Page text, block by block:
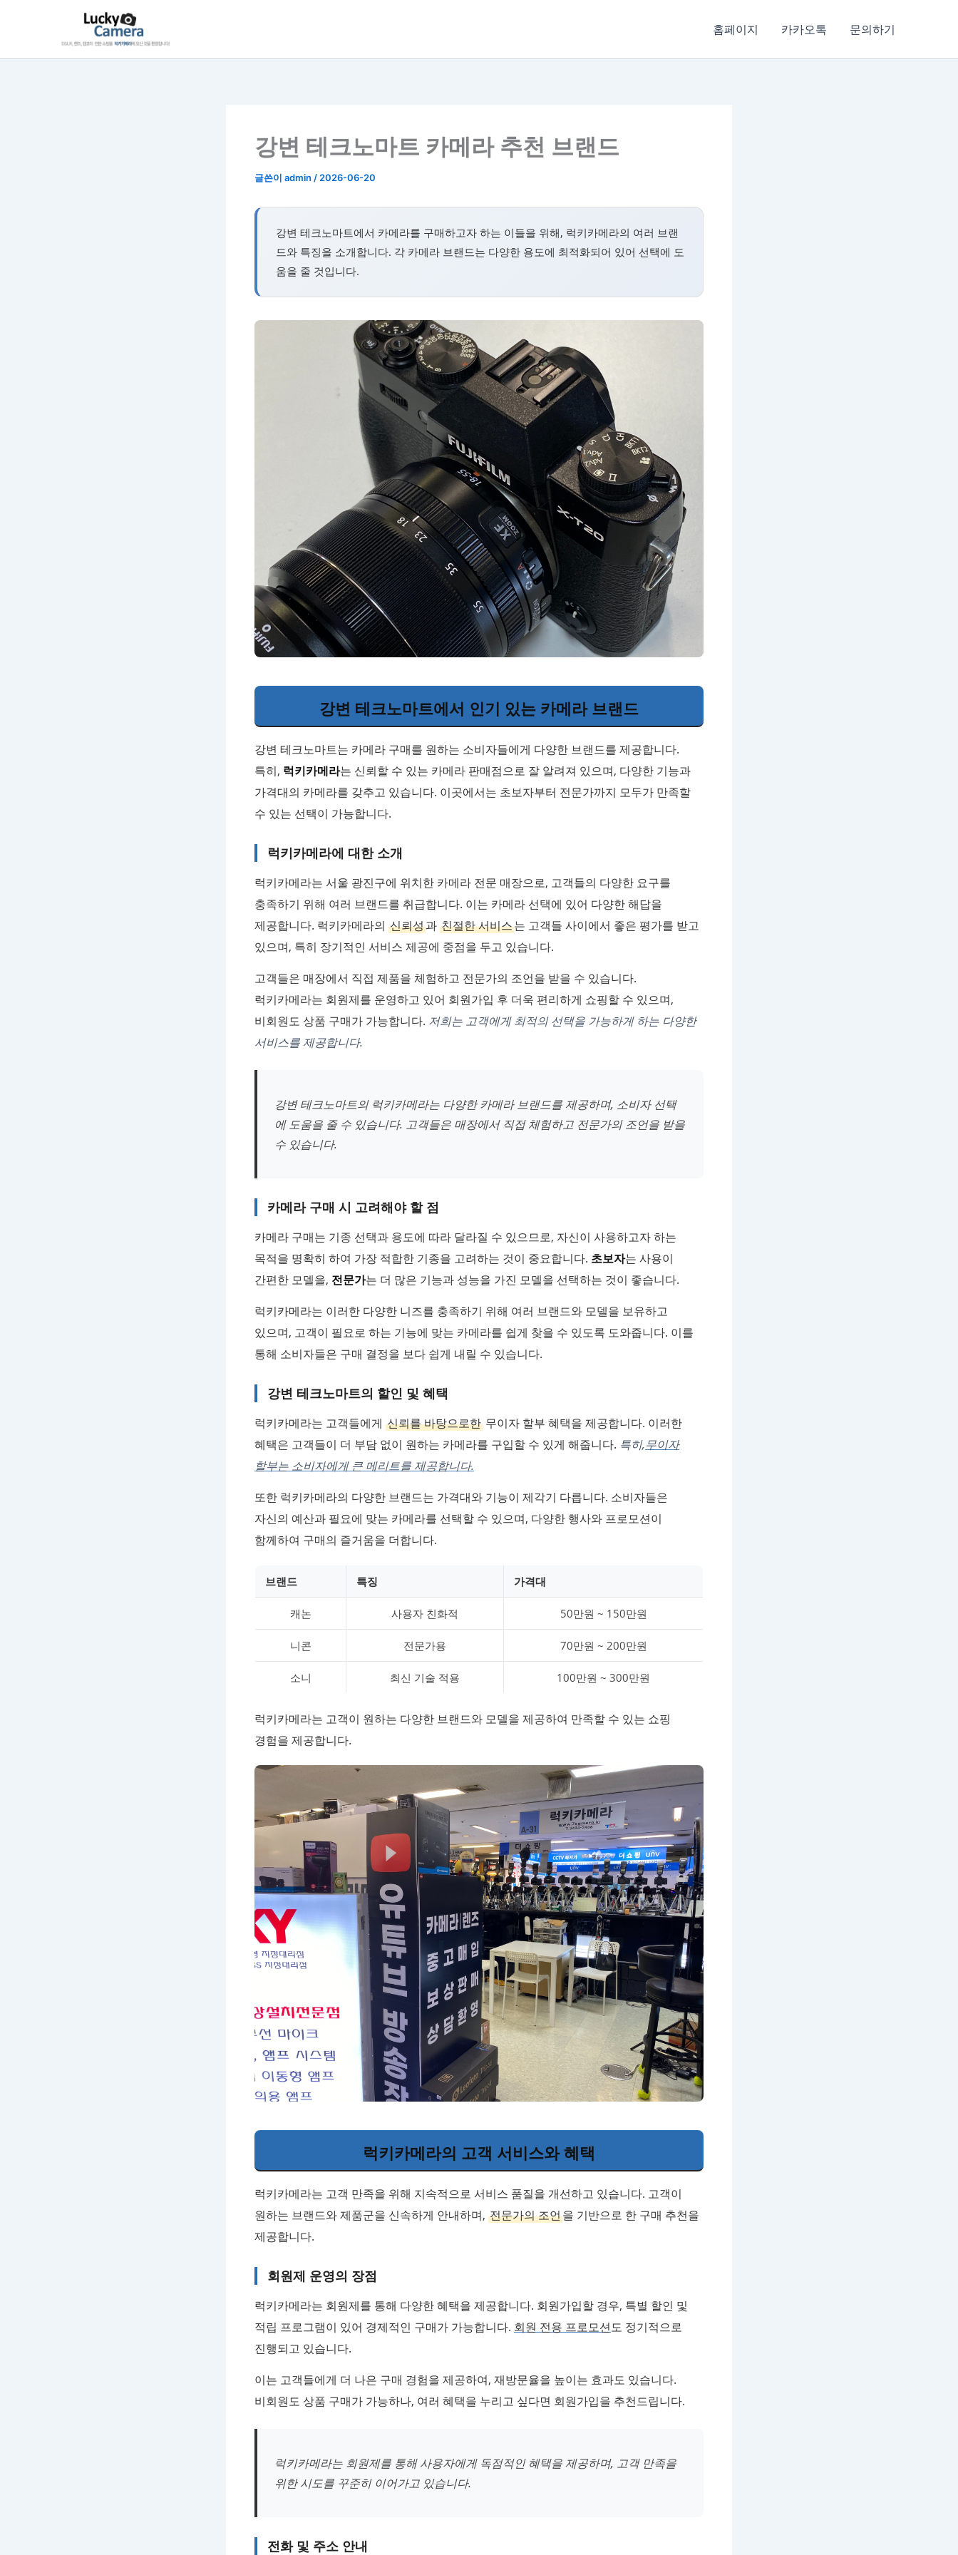
홈페이지 카카오톡 문의하기
강변 테크노마트 카메라 추천 브랜드
글쓴이 admin / 2026-06-20
강변 테크노마트에서 카메라를 구매하고자 하는 이들을 위해, 럭키카메라의 여러 브랜
드와 특징을 소개합니다. 각 카메라 브랜드는 다양한 용도에 최적화되어 있어 선택에 도
움을 줄 것입니다.
강변 테크노마트에서 인기 있는 카메라 브랜드
강변 테크노마트는 카메라 구매를 원하는 소비자들에게 다양한 브랜드를 제공합니다.
특히, 럭키카메라는 신뢰할 수 있는 카메라 판매점으로 잘 알려져 있으며, 다양한 기능과
가격대의 카메라를 갖추고 있습니다. 이곳에서는 초보자부터 전문가까지 모두가 만족할
수 있는 선택이 가능합니다.
럭키카메라에 대한 소개
럭키카메라는 서울 광진구에 위치한 카메라 전문 매장으로, 고객들의 다양한 요구를
충족하기 위해 여러 브랜드를 취급합니다. 이는 카메라 선택에 있어 다양한 해답을
제공합니다. 럭키카메라의 신뢰성과 친절한 서비스는 고객들 사이에서 좋은 평가를 받고
있으며, 특히 장기적인 서비스 제공에 중점을 두고 있습니다.
고객들은 매장에서 직접 제품을 체험하고 전문가의 조언을 받을 수 있습니다.
럭키카메라는 회원제를 운영하고 있어 회원가입 후 더욱 편리하게 쇼핑할 수 있으며,
비회원도 상품 구매가 가능합니다. 저희는 고객에게 최적의 선택을 가능하게 하는 다양한
서비스를 제공합니다.
강변 테크노마트의 럭키카메라는 다양한 카메라 브랜드를 제공하며, 소비자 선택
에 도움을 줄 수 있습니다. 고객들은 매장에서 직접 체험하고 전문가의 조언을 받을
수 있습니다.
카메라 구매 시 고려해야 할 점
카메라 구매는 기종 선택과 용도에 따라 달라질 수 있으므로, 자신이 사용하고자 하는
목적을 명확히 하여 가장 적합한 기종을 고려하는 것이 중요합니다. 초보자는 사용이
간편한 모델을, 전문가는 더 많은 기능과 성능을 가진 모델을 선택하는 것이 좋습니다.
럭키카메라는 이러한 다양한 니즈를 충족하기 위해 여러 브랜드와 모델을 보유하고
있으며, 고객이 필요로 하는 기능에 맞는 카메라를 쉽게 찾을 수 있도록 도와줍니다. 이를
통해 소비자들은 구매 결정을 보다 쉽게 내릴 수 있습니다.
강변 테크노마트의 할인 및 혜택
럭키카메라는 고객들에게 신뢰를 바탕으로한 무이자 할부 혜택을 제공합니다. 이러한
혜택은 고객들이 더 부담 없이 원하는 카메라를 구입할 수 있게 해줍니다. 특히,무이자
할부는 소비자에게 큰 메리트를 제공합니다.
또한 럭키카메라의 다양한 브랜드는 가격대와 기능이 제각기 다릅니다. 소비자들은
자신의 예산과 필요에 맞는 카메라를 선택할 수 있으며, 다양한 행사와 프로모션이
함께하여 구매의 즐거움을 더합니다.
브랜드 특징 가격대
캐논 사용자 친화적 50만원 ~ 150만원
니콘 전문가용 70만원 ~ 200만원
소니 최신 기술 적용 100만원 ~ 300만원
럭키카메라는 고객이 원하는 다양한 브랜드와 모델을 제공하여 만족할 수 있는 쇼핑
경험을 제공합니다.
럭키카메라의 고객 서비스와 혜택
럭키카메라는 고객 만족을 위해 지속적으로 서비스 품질을 개선하고 있습니다. 고객이
원하는 브랜드와 제품군을 신속하게 안내하며, 전문가의 조언을 기반으로 한 구매 추천을
제공합니다.
회원제 운영의 장점
럭키카메라는 회원제를 통해 다양한 혜택을 제공합니다. 회원가입할 경우, 특별 할인 및
적립 프로그램이 있어 경제적인 구매가 가능합니다. 회원 전용 프로모션도 정기적으로
진행되고 있습니다.
이는 고객들에게 더 나은 구매 경험을 제공하여, 재방문율을 높이는 효과도 있습니다.
비회원도 상품 구매가 가능하나, 여러 혜택을 누리고 싶다면 회원가입을 추천드립니다.
럭키카메라는 회원제를 통해 사용자에게 독점적인 혜택을 제공하며, 고객 만족을
위한 시도를 꾸준히 이어가고 있습니다.
전화 및 주소 안내